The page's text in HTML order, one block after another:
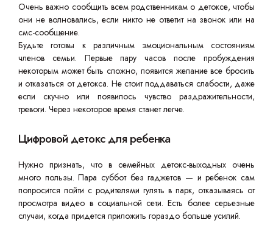
Очень важно сообщить всем родственникам о детоксе, чтобы
они не волновались, если никто не ответит на звонок или на
смс-сообщение.
Будьте готовы к различным эмоциональным состояниям
членов семьи. Первые пару часов после пробуждения
некоторым может быть сложно, появится желание все бросить
и отказаться от детокса. Не стоит поддаваться слабости, даже
если скучно или появилось чувство раздражительности,
тревоги. Через некоторое время станет легче.
Цифровой детокс для ребенка
Нужно признать, что в семейных детокс-выходных очень
много пользы. Пара суббот без гаджетов — и ребенок сам
попросится пойти с родителями гулять в парк, отказываясь от
просмотра видео в социальной сети. Есть более серьезные
случаи, когда придется приложить гораздо больше усилий.